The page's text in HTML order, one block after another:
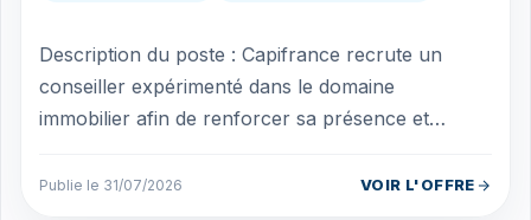
Description du poste : Capifrance recrute un
conseiller expérimenté dans le domaine
immobilier afin de renforcer sa présence et
Publie le 31/07/2026 VOIR L'OFFRE